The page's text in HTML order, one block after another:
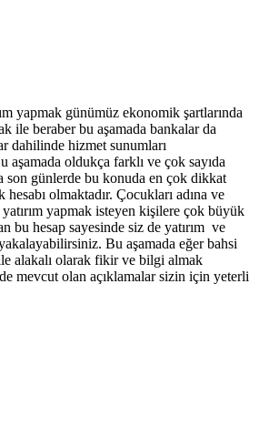
yapmak günümüz ekonomik şartlarında
ile beraber bu aşamada bankalar da
dahilinde hizmet sunumları
aşamada oldukça farklı ve çok sayıda
son günlerde bu konuda en çok dikkat
olmaktadır. Çocukları adına ve
yapmak isteyen kişilere çok büyük
bu hesap sayesinde siz de yatırım ve
Bu aşamada eğer bahsi
alakalı olarak fikir ve bilgi almak
mevcut olan açıklamalar sizin için yeterli